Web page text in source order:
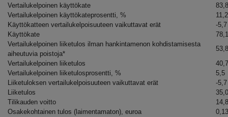
Vertailukelpoinen käyttökate
83,8
Vertailukelpoinen käyttökateprosentti, %
11,2
Käyttökatteen vertailukelpoisuuteen vaikuttavat erät
-5,7
Käyttökate
78,1
Vertailukelpoinen liiketulos ilman hankintamenon kohdistamisesta
aiheutuvia poistoja*
53,8
Vertailukelpoinen liiketulos
40,7
Vertailukelpoinen liiketulosprosentti, %
5,5
Liiketuloksen vertailukelpoisuuteen vaikuttavat erät
-5,7
Liiketulos
35,0
Tilikauden voitto
14,8
Osakekohtainen tulos (laimentamaton), euroa
0,13